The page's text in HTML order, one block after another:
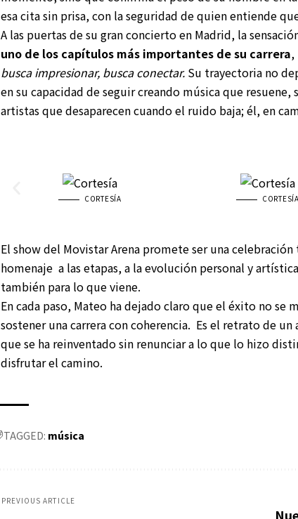
esa cita sin prisa, con la seguridad de quien entiende
A las puertas de su gran concierto en Madrid, la
uno de los capítulos más importantes de su carrera,
busca impresionar, busca conectar. Su trayectoria no
en su capacidad de seguir creando música que
artistas que desaparecen cuando el ruido baja; él, en
CORTESÍA CORTESÍA
El show del Movistar Arena promete ser una
homenaje a las etapas, a la evolución personal y
también para lo que viene.
En cada paso, Mateo ha dejado claro que el éxito no se
sostener una carrera con coherencia. Es el retrato de
que se ha reinventado sin renunciar a lo que lo hizo
disfrutar el camino.
TAGGED: música
PREVIOUS ARTICLE